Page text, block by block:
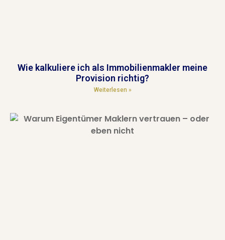
Wie kalkuliere ich als Immobilienmakler meine
Provision richtig?
Weiterlesen »